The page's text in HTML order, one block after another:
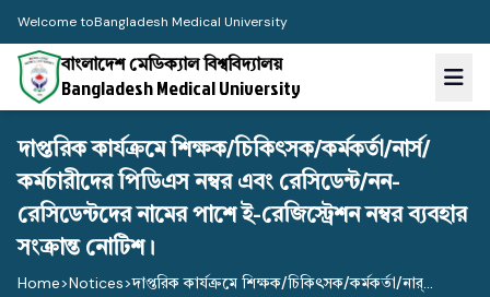
Welcome toBangladesh Medical University
বাংলাদেশ মেডিক্যাল বিশ্ববিদ্যালয়
Bangladesh Medical University
দাপ্তরিক কার্যক্রমে শিক্ষক/চিকিৎসক/কর্মকর্তা/নার্স/
কর্মচারীদের পিডিএস নম্বর এবং রেসিডেন্ট/নন-
রেসিডেন্টদের নামের পাশে ই-রেজিস্ট্রেশন নম্বর ব্যবহার
সংক্রান্ত নোটিশ।
Home>Notices>দাপ্তরিক কার্যক্রমে শিক্ষক/চিকিৎসক/কর্মকর্তা/নার্...